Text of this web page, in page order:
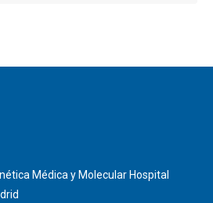
Médica y Molecular Hospital